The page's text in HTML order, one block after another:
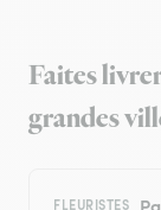
Faites
grandes
FLEURISTES